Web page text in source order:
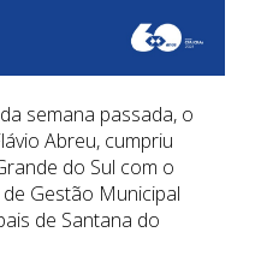
semana passada, o
Abreu, cumpriu
do Sul com o
Gestão Municipal
de Santana do